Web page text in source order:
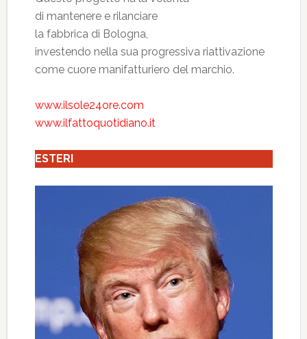
di mantenere e rilanciare
la fabbrica di Bologna,
investendo nella sua progressiva riattivazione
come cuore manifatturiero del marchio.
www.ilsole24ore.com
www.ilfattoquotidiano.it
ESTERI